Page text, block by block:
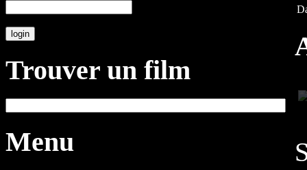
Trouver un film
Menu